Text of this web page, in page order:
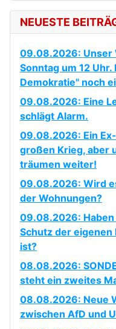
NEUESTE
09.08.2026: Unser
Sonntag um 12
Demokratie" noch
09.08.2026: Eine
schlägt Alarm.
09.08.2026: Ein
großen Krieg, aber
träumen weiter!
09.08.2026: Wird
der Wohnungen?
09.08.2026:
Schutz der
ist?
08.08.2026:
steht ein zweites
08.08.2026: Neue
zwischen AfD und